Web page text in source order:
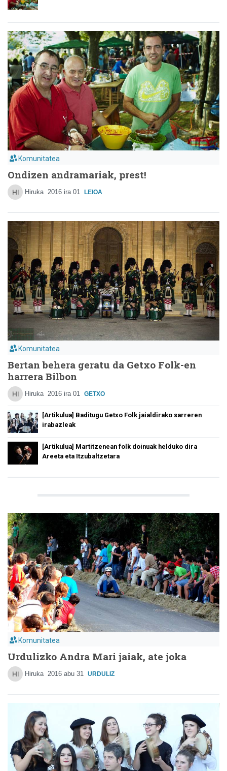
Komunitatea
Ondizen andramariak, prest!
Hiruka 2016 ira 01 LEIOA
Komunitatea
Bertan behera geratu da Getxo Folk-en
harrera Bilbon
Hiruka 2016 ira 01 GETXO
[Artikulua] Baditugu Getxo Folk jaialdirako sarreren
irabazleak
[Artikulua] Martitzenean folk doinuak helduko dira
Areeta eta Itzubaltzetara
Komunitatea
Urdulizko Andra Mari jaiak, ate joka
Hiruka 2016 abu 31 URDULIZ